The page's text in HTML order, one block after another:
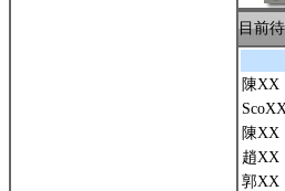
目前
陳XX
陳XX
趙XX
郭XX